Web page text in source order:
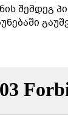
შემდეგ